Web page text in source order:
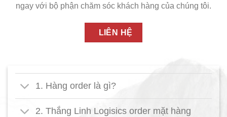
ngay với bộ phận chăm sóc khách hàng của chúng tôi.
LIÊN HỆ
1. Hàng order là gì?
2. Thắng Linh Logisics order mặt hàng